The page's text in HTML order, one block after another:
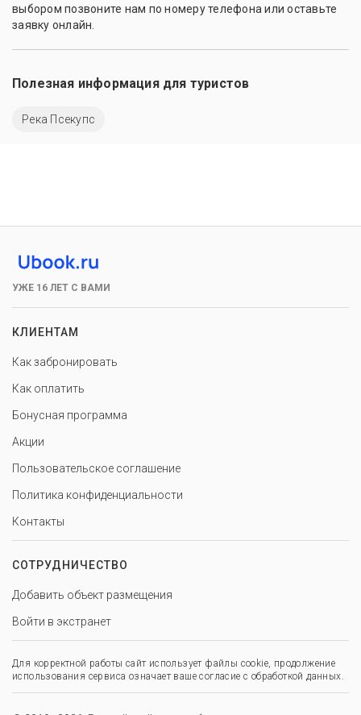
выбором позвоните нам по номеру телефона или оставьте
заявку онлайн.
Полезная информация для туристов
Река Псекупс
УЖЕ 16 ЛЕТ С ВАМИ
КЛИЕНТАМ
Как забронировать
Как оплатить
Бонусная программа
Акции
Пользовательское соглашение
Политика конфиденциальности
Контакты
СОТРУДНИЧЕСТВО
Добавить объект размещения
Войти в экстранет
Для корректной работы сайт использует файлы cookie, продолжение
использования сервиса означает ваше согласие с обработкой данных.